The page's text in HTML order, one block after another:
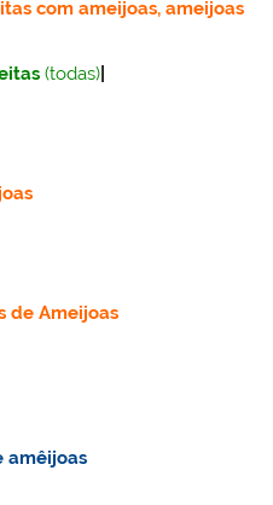
com ameijoas, ameijoas
(todas)
de Ameijoas
amêijoas